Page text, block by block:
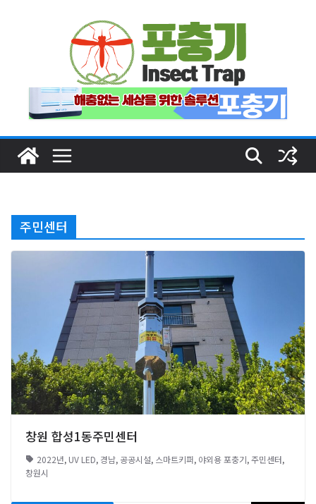
주민센터
창원 합성1동주민센터
2022년, UV LED, 경남, 공공시설, 스마트키퍼, 야외용 포충기,주민센터,
창원시